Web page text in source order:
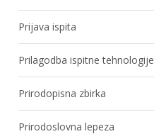
Prijava ispita
Prilagodba ispitne tehnologije
Prirodopisna zbirka
Prirodoslovna lepeza